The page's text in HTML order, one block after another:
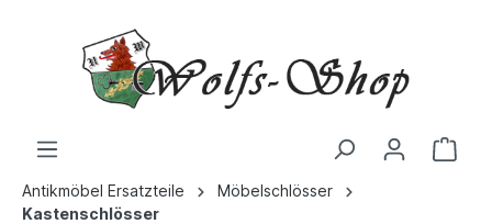
Antikmöbel Ersatzteile
Möbelschlösser
Kastenschlösser